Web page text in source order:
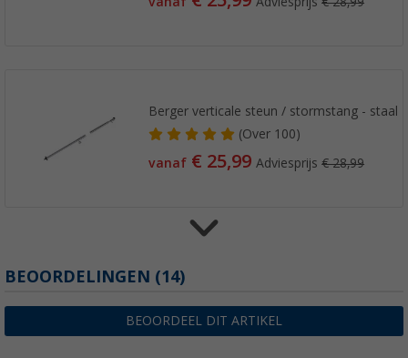
Berger verticale steun / stormstang - staal
(Over100)
vanaf € 25,99Adviesprijs€ 28,99
Berger luifel trekstang / nokstok
vanaf€ 20,99
BEOORDELINGEN (14)
BEOORDEEL DIT ARTIKEL